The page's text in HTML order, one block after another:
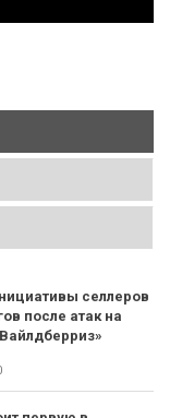
ВКЛАДКА)
селлеров
после атак на